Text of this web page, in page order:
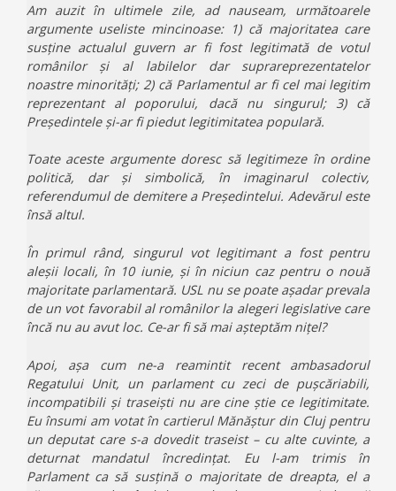
Am auzit în ultimele zile, ad nauseam, următoarele
argumente useliste mincinoase: 1) că majoritatea care
susține actualul guvern ar fi fost legitimată de votul
românilor și al labilelor dar suprareprezentatelor
noastre minorități; 2) că Parlamentul ar fi cel mai legitim
reprezentant al poporului, dacă nu singurul; 3) că
Președintele și-ar fi piedut legitimitatea populară.
Toate aceste argumente doresc să legitimeze în ordine
politică, dar și simbolică, în imaginarul colectiv,
referendumul de demitere a Președintelui. Adevărul este
însă altul.
În primul rând, singurul vot legitimant a fost pentru
aleșii locali, în 10 iunie, și în niciun caz pentru o nouă
majoritate parlamentară. USL nu se poate așadar prevala
de un vot favorabil al românilor la alegeri legislative care
încă nu au avut loc. Ce-ar fi să mai așteptăm nițel?
Apoi, așa cum ne-a reamintit recent ambasadorul
Regatului Unit, un parlament cu zeci de pușcăriabili,
incompatibili și traseiști nu are cine știe ce legitimitate.
Eu însumi am votat în cartierul Mănăștur din Cluj pentru
un deputat care s-a dovedit traseist – cu alte cuvinte, a
deturnat mandatul încredințat. Eu l-am trimis în
Parlament ca să susțină o majoritate de dreapta, el a